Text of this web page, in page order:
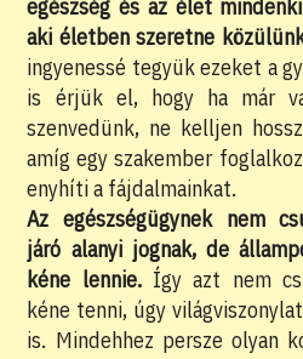
egészség és az élet
aki életben szeretne
ingyenessé tegyük ezeket a
is érjük el, hogy ha már
szenvedünk, ne kelljen
amíg egy szakember
enyhíti a fájdalmainkat.
Az egészségügynek nem
járó alanyi jognak, de
kéne lennie.Így azt nem
kéne tenni, úgy
is. Mindehhez persze olyan